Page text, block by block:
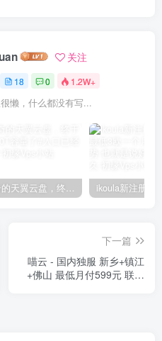
关注
18 0 1.2W+
懒，什么都没有写...
神奇的天翼云盘，终于拿到30T容量了#入口已经消失#
下一篇
喵云 - 国内独服 新乡+镇江
+佛山 最低月付599元 联系